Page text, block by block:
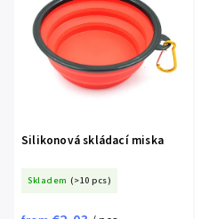
Silikonová skládací miska
Skladem (>10 pcs)